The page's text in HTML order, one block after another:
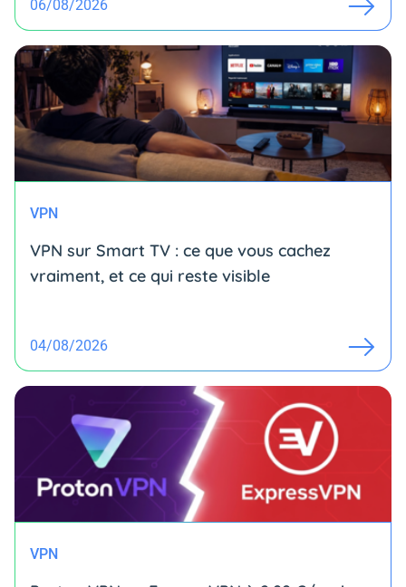
06/08/2026
VPN
VPN sur Smart TV : ce que vous cachez
vraiment, et ce qui reste visible
04/08/2026
VPN